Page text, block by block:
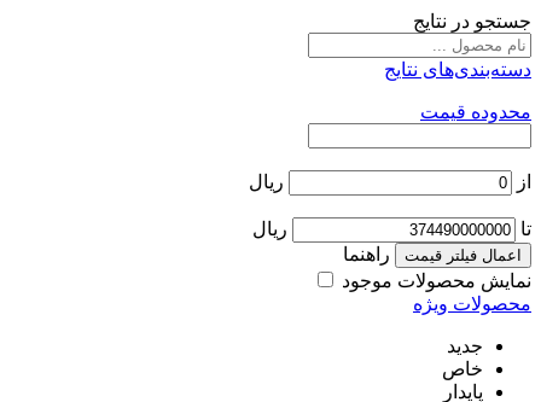
جستجو در نتایج
دسته‌بندی‌های نتایج
محدوده قیمت
از ریال
تا ریال
اعمال فیلتر قیمت
راهنما
نمایش محصولات موجود
محصولات ویژه
جدید
خاص
پایدار